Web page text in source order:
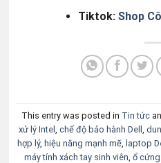
Tiktok:Shop
This entry was posted in Tin tức
xử lý Intel ,chế độ bảo hành Dell ,
hợp lý, hiệu năng mạnh mẽ, laptop
máy tính xách tay sinh viên ổ cứng